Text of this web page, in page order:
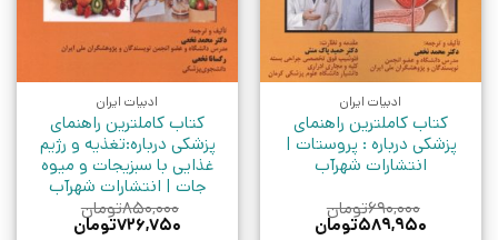
ادبیات ایران
کتاب کاملترین راهنمای
پزشکی درباره : پروستات |
انتشارات شهرآب
۶۹۰,۰۰۰تومان
قیمت
۵۸۹,۹۵۰تومان
ادبیات ایران
کتاب کاملترین راهنمای
پزشکی درباره:تغذیه و رژیم
غذایی با سبزیجات و میوه
جات | انتشارات شهرآب
۸۵۰,۰۰۰تومان
قیمت
۷۲۶,۷۵۰تومان